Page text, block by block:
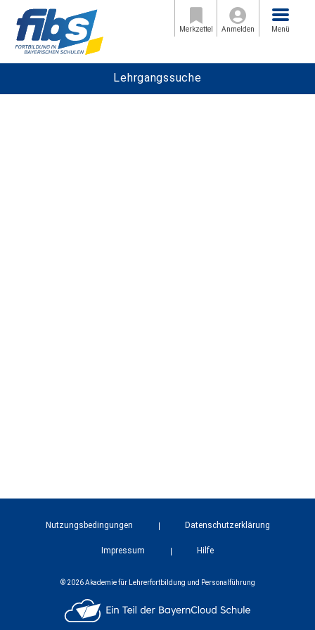
Merkzettel Anmelden
Menü
Menü
Lehrgangssuche
Nutzungsbedingungen Datenschutzerklärung
Impressum Hilfe
© 2026 Akademie für Lehrerfortbildung und Personalführung